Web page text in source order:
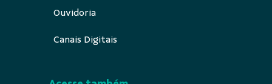
Ouvidoria
Canais Digitais